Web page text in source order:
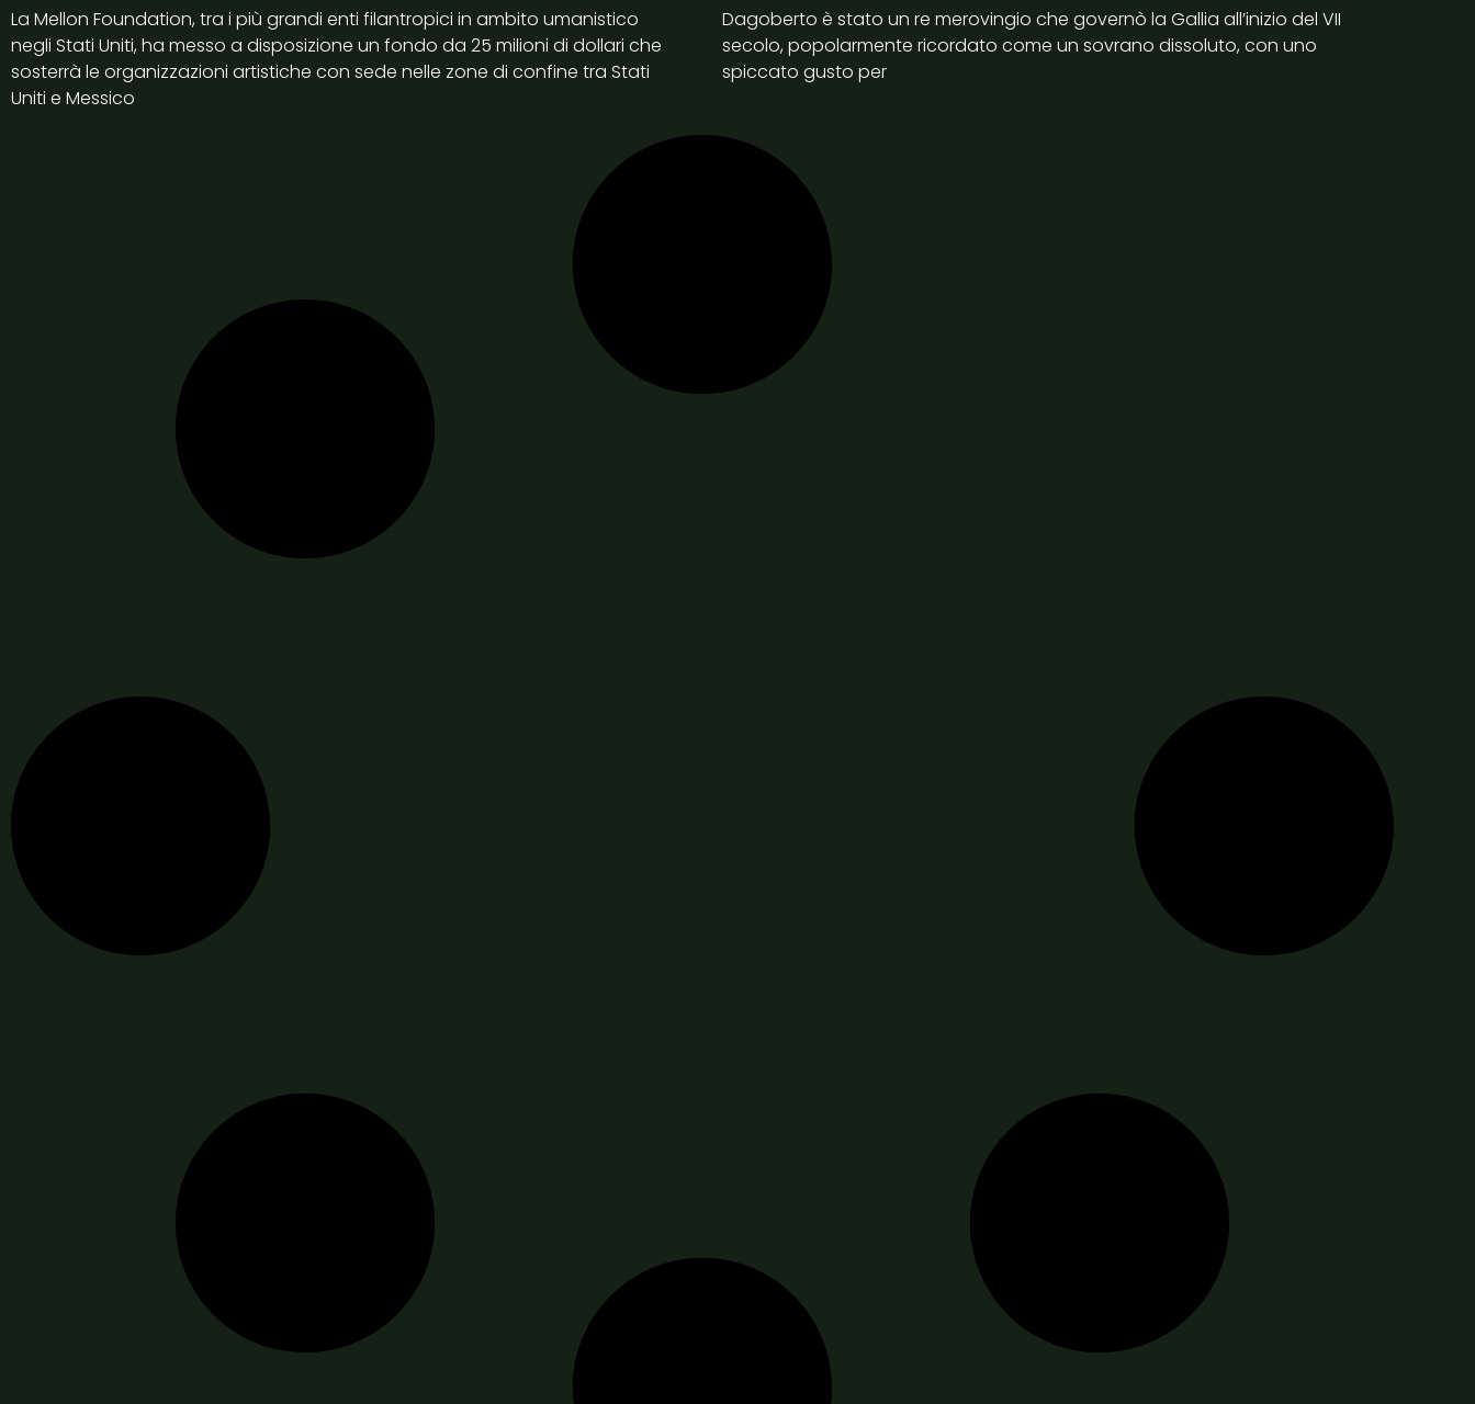
La Mellon Foundation, tra i più grandi enti filantropici in ambito umanistico
negli Stati Uniti, ha messo a disposizione un fondo da 25 milioni di dollari che
sosterrà le organizzazioni artistiche con sede nelle zone di confine tra Stati
Uniti e Messico
Dagoberto è stato un re merovingio che governò la Gallia all’inizio del VII
secolo, popolarmente ricordato come un sovrano dissoluto, con uno
spiccato gusto per